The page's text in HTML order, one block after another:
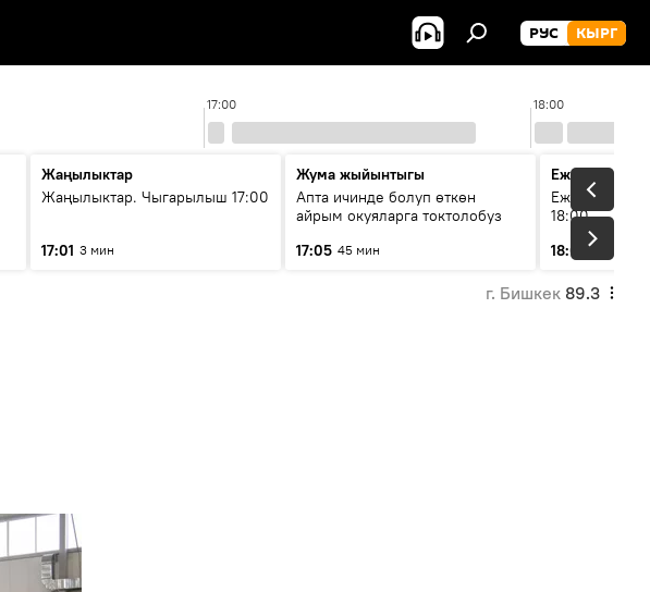
РУС КЫРГ
17:00 18:00
Жаңылыктар
Жаңылыктар. Чыгарылыш 17:00
17:01 3 мин
Жума жыйынтыгы
Апта ичинде болуп өткөн
айрым окуяларга токтолобуз
17:05 45 мин
Ежедневные
Ежедневные
18:00
18:01
5 мин
г. Бишкек 89.3